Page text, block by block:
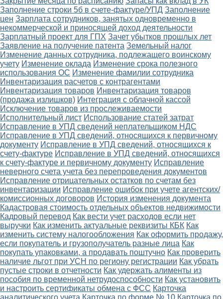
Заполнение строки 5б в счете-фактуре/УПД Заполнение
цен Зарплата сотрудников, занятых одновременно в
некоммерческой и приносящей доход деятельности
Зарплатный проект для ГПХ Зачет убытков прошлых лет
Заявление на получение патента Земельный налог
Изменение данных сотрудника, подлежащего воинскому
учету Изменение оклада Изменение срока полезного
использования ОС Изменение фамилии сотрудника
Инвентаризация расчетов с контрагентами
Инвентаризация товаров Инвентаризация товаров
(продажа излишков) Интеграция с облачной кассой
Исключение товаров из прослеживаемости
Исполнительный лист Использование статей затрат
Исправление в УПД сведений неплательщиком НДС
Исправление в УПД сведений, относящихся к первичному
документу Исправление в УПД сведений, относящихся к
счету-фактуре Исправление в УПД сведений, относящихся
к счету-фактуре и первичному документу Исправление
неверного счета учета без перепроведения документов
Исправление отрицательных остатков по счетам без
инвентаризации Исправление ошибок при учете агентских/
комиссионных договоров История изменения документа
Кадастровая стоимость отдельных объектов недвижимости
Кадровый перевод Как вести учет расходов если нет
выручки Как изменить актуальные реквизиты КБК Как
изменить систему налогообложения Как оформить продажу,
если покупатель и грузополучатель разные лица Как
покупать упаковками, а продавать поштучно Как проверить
наличие льгот при УСН по региону регистрации Как убрать
пустые строки в отчетности Как удержать алименты из
пособия по временной нетрудоспособности Как установить
и настроить сертификаты обмена с ФСС Карточка
аналитического учета Карточка по форме № 10 Карточка по